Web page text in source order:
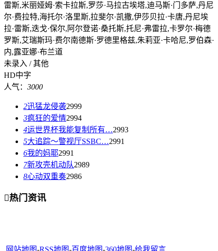
雷斯,米丽娅姆·索卡拉斯,罗莎·马拉古埃塔,迪马斯·门多萨,丹尼
尔·费拉特,海托尔·洛里斯,拉斐尔·凯撒,伊莎贝拉·卡唐,丹尼埃
拉·雷斯,迭戈·保尔,阿尔登诺·桑托斯,托尼·弗雷拉,卡罗尔·梅德
罗斯,艾瑞斯玛·费尔南德斯·罗德里格兹,朱莉亚·卡哈尼,罗伯森·
内,露亚娜·布兰道
未录入 / 其他
HD中字
人气： 3000
2迅猛龙侵袭2999
3疯狂的爱情2994
4运世界杯我能复制所有…2993
5大追踪〜警视厅SSBC…2991
6我的妈耶2991
7新攻壳机动队2989
8心动双重奏2986
热门资讯